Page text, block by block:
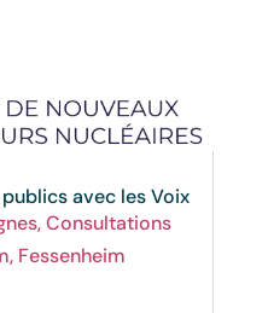
avec les Voix
,Consultations
, Fessenheim